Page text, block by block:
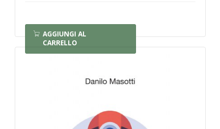
AGGIUNGI AL
CARRELLO